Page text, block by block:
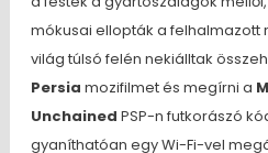
mókusai ellopták a felhalmazott
világ túlsó felén nekiálltak
Persia mozifilmet és megírni a
Unchained PSP-n futkorászó
gyaníthatóan egy Wi-Fi-vel